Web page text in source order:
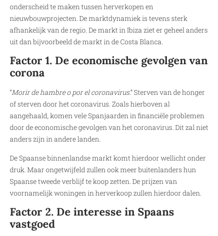
onderscheid te maken tussen herverkopen en
nieuwbouwprojecten. De marktdynamiek is tevens sterk
afhankelijk van de regio. De markt in Ibiza ziet er geheel anders
uit dan bijvoorbeeld de markt in de Costa Blanca.
Factor 1. De economische gevolgen van
corona
“Morir de hambre o por el coronavirus.” Sterven van de honger
of sterven door het coronavirus. Zoals hierboven al
aangehaald, komen vele Spanjaarden in financiële problemen
door de economische gevolgen van het coronavirus. Dit zal niet
anders zijn in andere landen.
De Spaanse binnenlandse markt komt hierdoor wellicht onder
druk. Maar ongetwijfeld zullen ook meer buitenlanders hun
Spaanse tweede verblijf te koop zetten. De prijzen van
voornamelijk woningen in herverkoop zullen hierdoor dalen.
Factor 2. De interesse in Spaans
vastgoed